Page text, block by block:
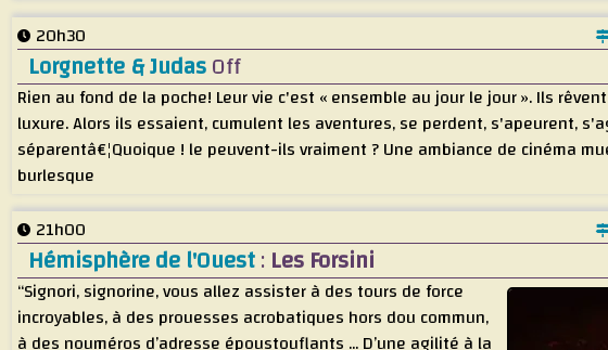
20h30
Lorgnette & JudasOff
Rien au fond de la poche! Leur vie c'est « ensemble au jour le jour ». Ils
luxure. Alors ils essaient, cumulent les aventures, se perdent, s'apeurent,
séparentâ€¦Quoique ! le peuvent-ils vraiment ? Une ambiance de cinéma
burlesque
21h00
Hémisphère de l'Ouest:Les Forsini
“Signori, signorine, vous allez assister à des tours de force
incroyables, à des prouesses acrobatiques hors dou commun,